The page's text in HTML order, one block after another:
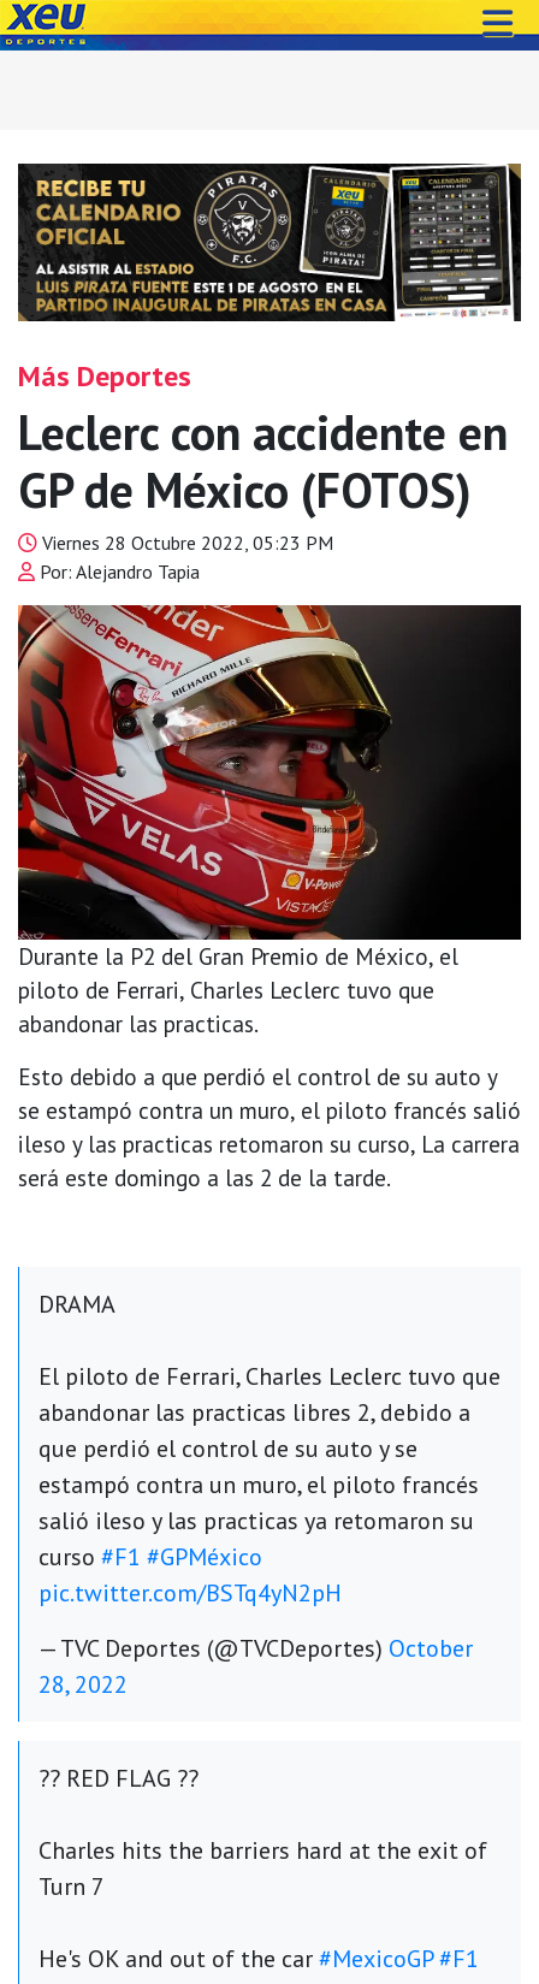
Más Deportes
Leclerc con accidente en
GP de México (FOTOS)
Viernes 28 Octubre 2022, 05:23 PM
Por: Alejandro Tapia
Durante la P2 del Gran Premio de México, el
piloto de Ferrari, Charles Leclerc tuvo que
abandonar las practicas.
Esto debido a que perdió el control de su auto y
se estampó contra un muro, el piloto francés salió
ileso y las practicas retomaron su curso, La carrera
será este domingo a las 2 de la tarde.
DRAMA
El piloto de Ferrari, Charles Leclerc tuvo que
abandonar las practicas libres 2, debido a
que perdió el control de su auto y se
estampó contra un muro, el piloto francés
salió ileso y las practicas ya retomaron su
curso #F1 #GPMéxico
pic.twitter.com/BSTq4yN2pH
— TVC Deportes (@TVCDeportes) October
28, 2022
?? RED FLAG ??
Charles hits the barriers hard at the exit of
Turn 7
He's OK and out of the car#MexicoGP#F1